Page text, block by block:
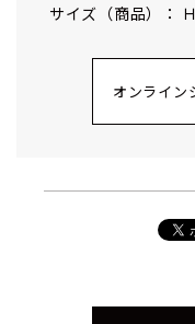
サイズ（商品）：
オンライン